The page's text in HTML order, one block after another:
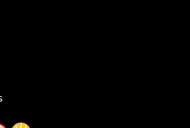
าง Dunlop
างรถยนต์ด้วย DIGI TYRE เทคโนโลยี
บยางโดยคอมพิวเตอร์ที่ได้รับการยอมรับว่า
น้าในศตวรรษที่ 21 สามารถพัฒนาคุณสมบัติ
ยนต์ให้มีมาตรฐานเหนือกว่าคู่แข่ง ที่สำคัญ